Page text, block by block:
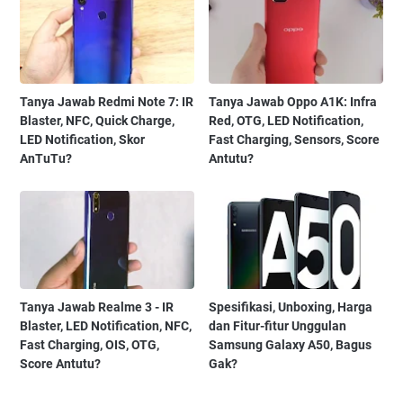
Tanya Jawab Redmi Note 7: IR
Blaster, NFC, Quick Charge,
LED Notification, Skor
AnTuTu?
Tanya Jawab Oppo A1K: Infra
Red, OTG, LED Notification,
Fast Charging, Sensors, Score
Antutu?
Tanya Jawab Realme 3 - IR
Blaster, LED Notification, NFC,
Fast Charging, OIS, OTG,
Score Antutu?
Spesifikasi, Unboxing, Harga
dan Fitur-fitur Unggulan
Samsung Galaxy A50, Bagus
Gak?